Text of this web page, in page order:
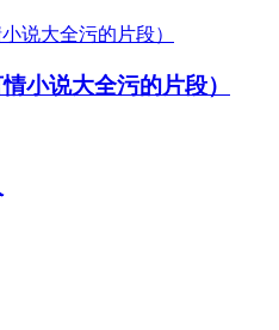
小说大全污的片段）